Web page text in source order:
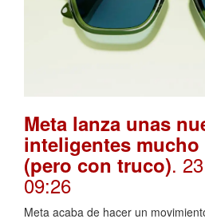
Meta lanza unas
inteligentes mucho
(pero con truco).
09:26
Meta acaba de hacer un